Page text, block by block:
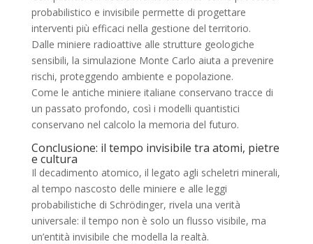
probabilistico e invisibile permette di progettare
interventi più efficaci nella gestione del territorio.
Dalle miniere radioattive alle strutture geologiche
sensibili, la simulazione Monte Carlo aiuta a prevenire
rischi, proteggendo ambiente e popolazione.
Come le antiche miniere italiane conservano tracce di
un passato profondo, così i modelli quantistici
conservano nel calcolo la memoria del futuro.
Conclusione: il tempo invisibile tra atomi, pietre
e cultura
Il decadimento atomico, il legato agli scheletri minerali,
al tempo nascosto delle miniere e alle leggi
probabilistiche di Schrödinger, rivela una verità
universale: il tempo non è solo un flusso visibile, ma
un’entità invisibile che modella la realtà.